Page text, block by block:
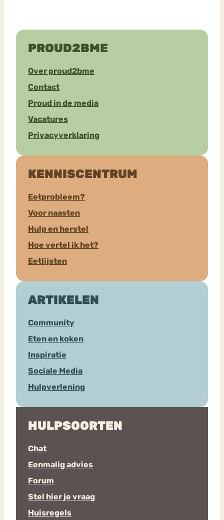
PROUD2BME
Over proud2bme
Contact
Proud in de media
Vacatures
Privacyverklaring
KENNISCENTRUM
Eetprobleem?
Voor naasten
Hulp en herstel
Hoe vertel ik het?
Eetlijsten
ARTIKELEN
Community
Eten en koken
Inspiratie
Sociale Media
Hulpverlening
HULPSOORTEN
Chat
Eenmalig advies
Forum
Stel hier je vraag
Huisregels